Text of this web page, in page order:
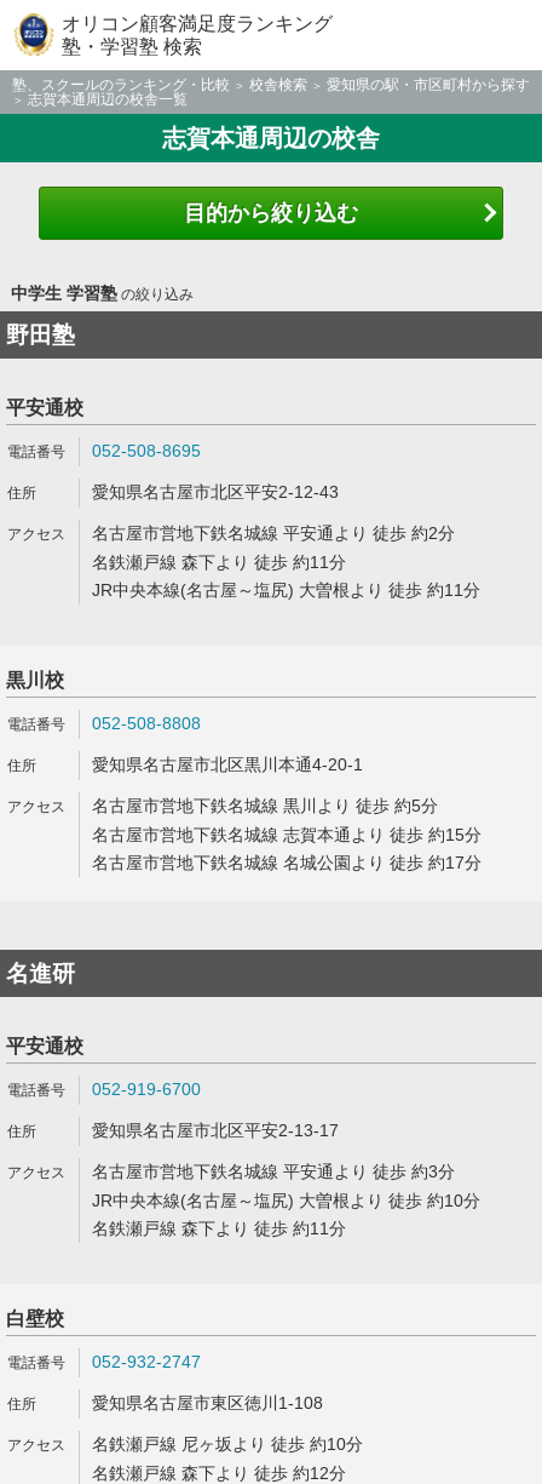
オリコン顧客満足度ランキング
塾・学習塾 検索
塾、スクールのランキング・比較 校舎検索
愛知県の駅・市区町村から探す
志賀本通周辺の校舎一覧
志賀本通周辺の校舎
目的から絞り込む
中学生 学習塾の絞り込み
野田塾
平安通校
052-508-8695
愛知県名古屋市北区平安2-12-43
名古屋市営地下鉄名城線 平安通より 徒歩 約2分
名鉄瀬戸線 森下より 徒歩 約11分
JR中央本線(名古屋～塩尻) 大曽根より 徒歩 約11分
黒川校
052-508-8808
愛知県名古屋市北区黒川本通4-20-1
名古屋市営地下鉄名城線 黒川より 徒歩 約5分
名古屋市営地下鉄名城線 志賀本通より 徒歩 約15分
名古屋市営地下鉄名城線 名城公園より 徒歩 約17分
名進研
平安通校
052-919-6700
愛知県名古屋市北区平安2-13-17
名古屋市営地下鉄名城線 平安通より 徒歩 約3分
JR中央本線(名古屋～塩尻) 大曽根より 徒歩 約10分
名鉄瀬戸線 森下より 徒歩 約11分
白壁校
052-932-2747
愛知県名古屋市東区徳川1-108
名鉄瀬戸線 尼ヶ坂より 徒歩 約10分
名鉄瀬戸線 森下より 徒歩 約12分